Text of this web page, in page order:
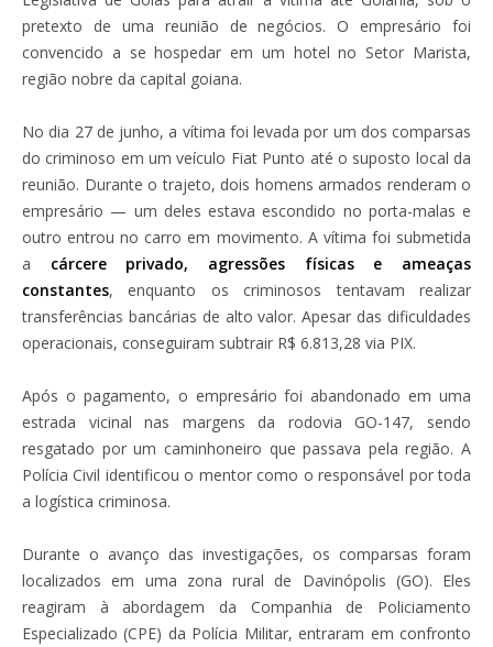
pretexto de uma reunião de negócios. O empresário foi
convencido a se hospedar em um hotel no Setor Marista,
região nobre da capital goiana.
No dia 27 de junho, a vítima foi levada por um dos comparsas
do criminoso em um veículo Fiat Punto até o suposto local da
reunião. Durante o trajeto, dois homens armados renderam o
empresário — um deles estava escondido no porta-malas e
outro entrou no carro em movimento. A vítima foi submetida
a cárcere privado, agressões físicas e ameaças
constantes, enquanto os criminosos tentavam realizar
transferências bancárias de alto valor. Apesar das dificuldades
operacionais, conseguiram subtrair R$ 6.813,28 via PIX.
Após o pagamento, o empresário foi abandonado em uma
estrada vicinal nas margens da rodovia GO-147, sendo
resgatado por um caminhoneiro que passava pela região. A
Polícia Civil identificou o mentor como o responsável por toda
a logística criminosa.
Durante o avanço das investigações, os comparsas foram
localizados em uma zona rural de Davinópolis (GO). Eles
reagiram à abordagem da Companhia de Policiamento
Especializado (CPE) da Polícia Militar, entraram em confronto